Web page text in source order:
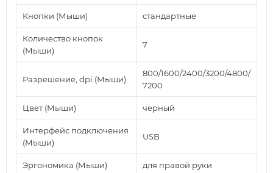
Кнопки (Мыши) стандартные
Количество кнопок
(Мыши)
7
Разрешение, dpi (Мыши)
800/1600/2400/3200/4800/
7200
Цвет (Мыши) черный
Интерфейс подключения
(Мыши)
USB
Эргономика (Мыши) для правой руки